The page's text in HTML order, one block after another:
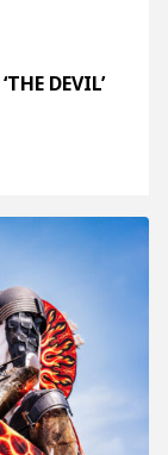
DEVIL’